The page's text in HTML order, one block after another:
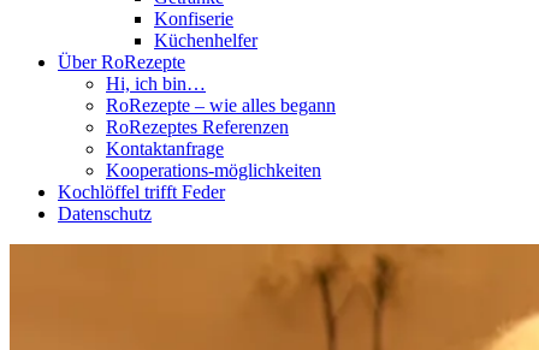
Konfiserie
Küchenhelfer
Über RoRezepte
Hi, ich bin…
RoRezepte – wie alles begann
RoRezeptes Referenzen
Kontaktanfrage
Kooperations-möglichkeiten
Kochlöffel trifft Feder
Datenschutz